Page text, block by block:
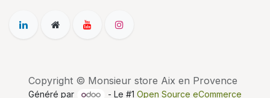
Copyright © Monsieur store Aix en Provence
Généré par - Le #1Open Source eCommerce